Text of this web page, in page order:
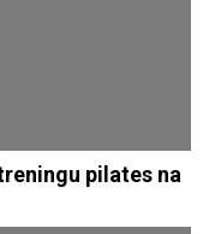
pilates na